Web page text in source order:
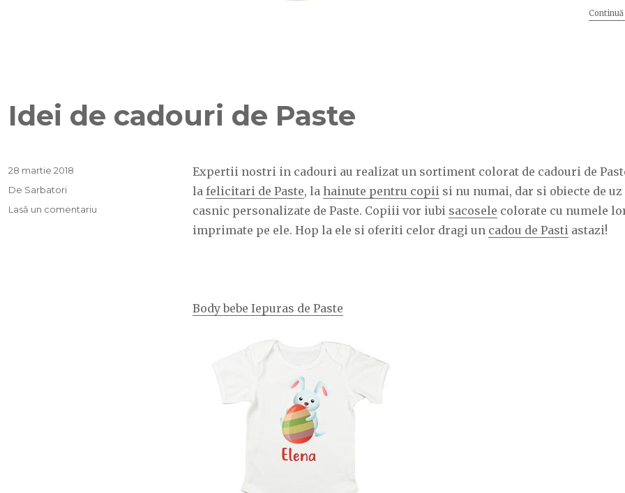
Idei de cadouri de Paste
Expertii nostri in cadouri au realizat un sortiment colorat de cadouri de
la felicitari de Paste, la hainute pentru copii si nu numai, dar si obiecte de uz
casnic personalizate de Paste. Copiii vor iubi sacosele colorate cu numele
imprimate pe ele. Hop la ele si oferiti celor dragi un cadou de Pasti astazi!
Body bebe Iepuras de Paste
Publicat
pe
28 martie 2018
Categorii
De Sarbatori
Lasă un comentariu